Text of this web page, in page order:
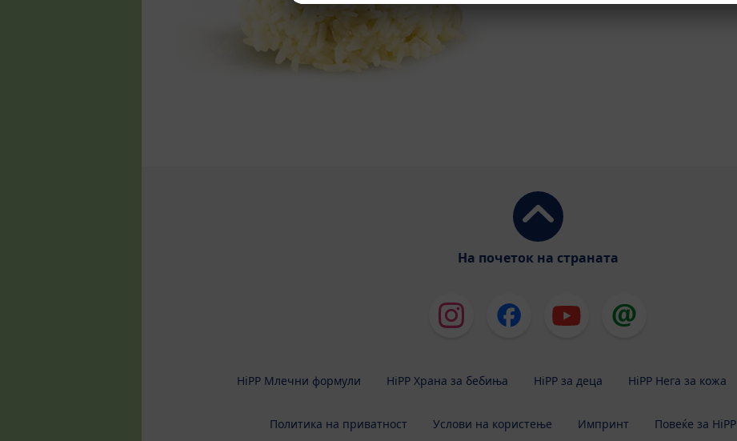
На почеток на страната
HiPP Млечни формули HiPP Храна за бебиња HiPP за деца HiPP Нега за кожа
Политика на приватност Услови на користење Импринт Повеќе за HiPP